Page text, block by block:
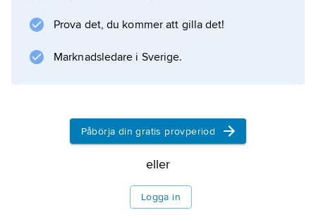
Prova det, du kommer att gilla det!
Marknadsledare i Sverige.
Påbörja din gratis provperiod
eller
Logga in